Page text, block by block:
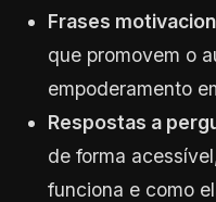
Frases
que promovem o
empoderamento
Respostas a
de forma
funciona e como